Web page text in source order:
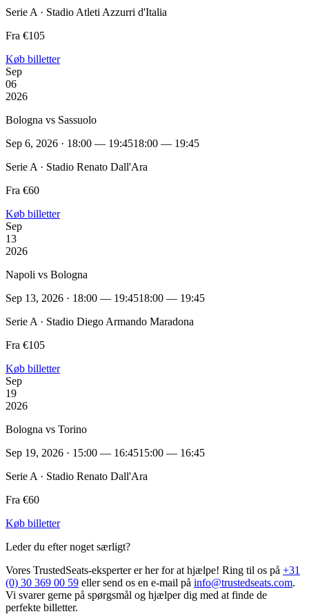
Serie A · Stadio Atleti Azzurri d'Italia
Fra €105
Køb billetter
Sep
06
2026
Bologna vs Sassuolo
Sep 6, 2026 · 18:00 — 19:4518:00 — 19:45
Serie A · Stadio Renato Dall'Ara
Fra €60
Køb billetter
Sep
13
2026
Napoli vs Bologna
Sep 13, 2026 · 18:00 — 19:4518:00 — 19:45
Serie A · Stadio Diego Armando Maradona
Fra €105
Køb billetter
Sep
19
2026
Bologna vs Torino
Sep 19, 2026 · 15:00 — 16:4515:00 — 16:45
Serie A · Stadio Renato Dall'Ara
Fra €60
Køb billetter
Leder du efter noget særligt?
Vores TrustedSeats-eksperter er her for at hjælpe! Ring til os på +31
(0) 30 369 00 59 eller send os en e-mail på info@trustedseats.com.
Vi svarer gerne på spørgsmål og hjælper dig med at finde de
perfekte billetter.